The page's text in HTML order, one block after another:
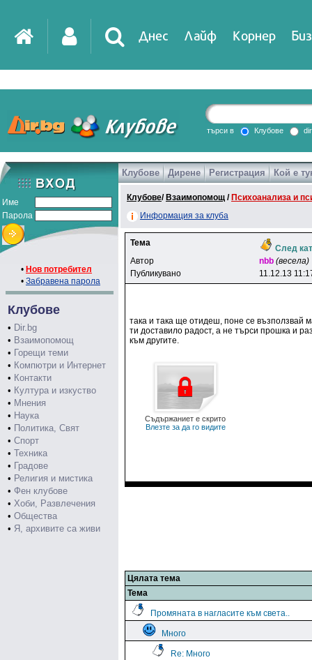
Днес Лайф Корнер
DirTV Impressio
Games
търси в Клубове
Име
Парола
• Нов потребител
• Забравена парола
Клубове
• Dir.bg
• Взаимопомощ
• Горещи теми
• Компютри и Интернет
• Контакти
• Култура и изкуство
• Мнения
• Наука
• Политика, Свят
• Спорт
• Техника
• Градове
• Религия и мистика
• Фен клубове
• Хоби, Развлечения
• Общества
• Я, архивите са живи
Клубове Дирене Регистрация Кой е
Клубове/ Взаимопомощ / Психоанализа и
Информация за клуба
Тема
След
Автор
nbb (весела)
Публикувано
11.12.13
така и така ще отидеш, поне се възползвай
ти доставило радост, а не търси прошка и
към другите.
Съдържаниет е скрито
Влезте за да го видите
Цялата тема
Тема
Промяната в нагласите към света..
Много
Re: Много